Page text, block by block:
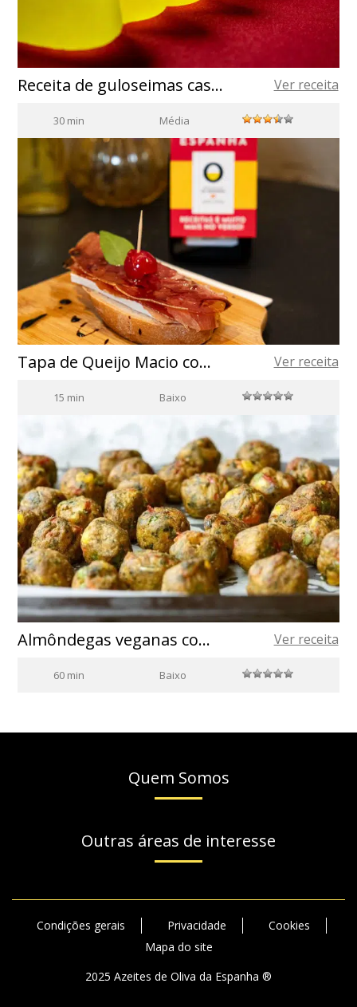
Receita de guloseimas caseiras feitas com azeite de oliva Ver receita
30 min Média
Tapa de Queijo Macio com Presunto Ver receita
15 min Baixo
Almôndegas veganas com azeite de oliva espanhol Ver receita
60 min Baixo
Quem Somos
Outras áreas de interesse
Condições gerais Privacidade
Cookies
Mapa do site
2025 Azeites de Oliva da Espanha ®